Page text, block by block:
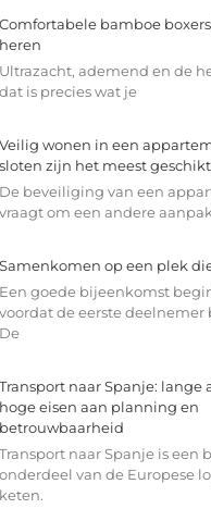
Comfortabele bamboe
heren
Ultrazacht, ademend en de
dat is precies wat je
Veilig wonen in een
sloten zijn het meest
De beveiliging van een
vraagt om een andere
Samenkomen op een plek
Een goede bijeenkomst
voordat de eerste
De
Transport naar Spanje: lange
hoge eisen aan planning en
betrouwbaarheid
Transport naar Spanje is een
onderdeel van de Europese
keten.